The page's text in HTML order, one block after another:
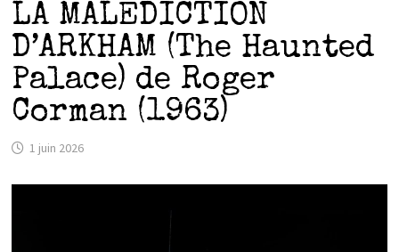
LA MALEDICTION
D’ARKHAM (The Haunted
Palace) de Roger
Corman (1963)
1 juin 2026